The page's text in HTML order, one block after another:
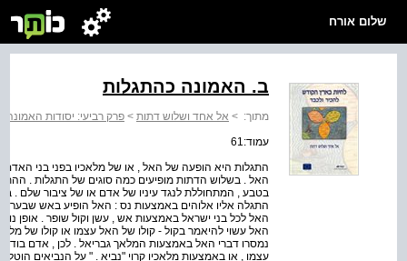
שלום אורח
ב. האמונה כהתגלות
מתוך: > אל אחד ושלוש דתות > פרק רביעי: יסודות האמונה
עמוד:61
התגלות היא הופעה של האל , או של מלאכיו בפני בני
האל . בשלוש הדתות מופיעים כמה סוגים של התגלות .
בטבע , המתחוללת לנגד עיניו של אדם או של ציבור שלם .
התגלה אליו אלוהים באמצעות נס : האל הופיע באש
האל לכל בני ישראל באמצעות אש , עשן וקול שופר . אופן
האל עשוי להיאמר בקול - קולו של האל עצמו או קולו של
נמסרו דברי האל באמצעות המלאך גבריאל . לכן , אדם
עצמו , או באמצעות מלאכיו קרוי "נביא . " על הנביאים